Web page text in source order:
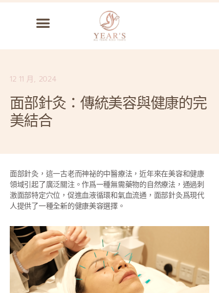
12 11 月, 2024
面部針灸：傳統美容與健康的完
美結合
面部針灸，這一古老而神祕的中醫療法，近年來在美容和健康
領域引起了廣泛關注。作爲一種無需藥物的自然療法，通過刺
激面部特定穴位，促進血液循環和氣血流通，面部針灸爲現代
人提供了一種全新的健康美容選擇。